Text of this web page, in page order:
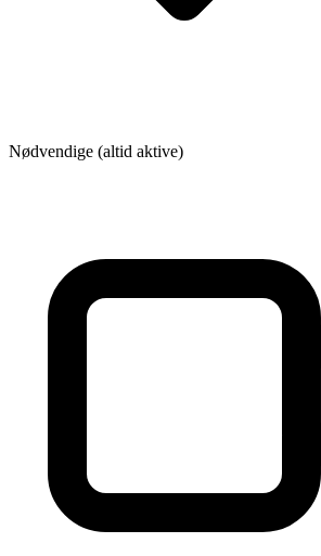
Nødvendige (altid aktive)